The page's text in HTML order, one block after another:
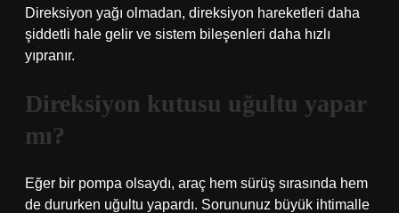
Direksiyon yağı olmadan, direksiyon hareketleri daha
şiddetli hale gelir ve sistem bileşenleri daha hızlı
yıpranır.
Direksiyon kutusu uğultu yapar
mı?
Eğer bir pompa olsaydı, araç hem sürüş sırasında hem
de dururken uğultu yapardı. Sorununuz büyük ihtimalle